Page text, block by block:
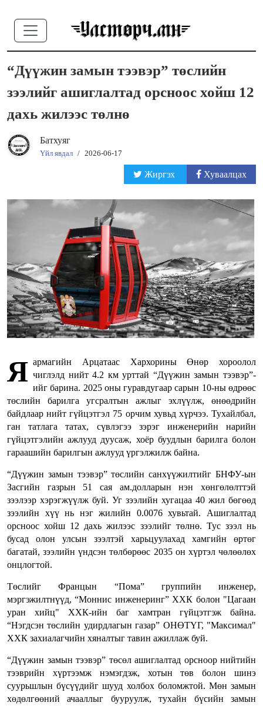
“Дүүжин замын тээвэр” төслийн
зээлийг ашиглалтад орсноос хойш 12
дахь жилээс төлнө
Батхуяг
Үйл явдал / 2026-06-17
Жиргэх Хуваалцах
Я армагийн Арцатаас Хархорины Өнөр хороолол
чиглэлд нийт 4.2 км урттай “Дүүжин замын тээвэр”-
ийг барина. 2025 оны гуравдугаар сарын 10-ны өдрөөс
төслийн барилга угсралтын ажлыг эхлүүлж, өнөөдрийн
байдлаар нийт гүйцэтгэл 75 орчим хувьд хүрчээ. Тухайлбал,
ган татлага татах, сүвлэгээ зэрэг инженерийн нарийн
гүйцэтгэлийн ажлууд дуусаж, хоёр буудлын барилга болон
гараашийн барилгын ажлууд үргэлжилж байна.
“Дүүжин замын тээвэр” төслийн санхүүжилтийг БНФУ-ын
Засгийн газрын 51 сая ам.долларын нэн хөнгөлөлттэй
зээлээр хэрэгжүүлж буй. Уг зээлийн хугацаа 40 жил бөгөөд
зээлийн хүү нь нэг жилийн 0.0076 хувьтай. Ашиглалтад
орсноос хойш 12 дахь жилээс зээлийг төлнө. Тус зээл нь
бусад олон улсын зээлтэй харьцуулахад хамгийн өртөг
багатай, зээлийн үндсэн төлбөрөөс 2035 он хүртэл чөлөөлөх
онцлогтой.
Төслийг Францын “Пома” группийн инженер,
мэргэжилтнүүд, “Моннис инженеринг” ХХК болон "Цагаан
уран хийц" ХХК-ийн баг хамтран гүйцэтгэж байна.
“Нэгдсэн төслийн удирдлагын газар” ОНӨТҮГ, "Максимал"
ХХК захиалагчийн хяналтыг тавин ажиллаж буй.
“Дүүжин замын тээвэр” төсөл ашиглалтад орсноор нийтийн
тээврийн хүртээмж нэмэгдэж, хотын төв болон шинэ
суурьшлын бүсүүдийг шууд холбох боломжтой. Мөн замын
хөдөлгөөний ачааллыг бууруулж, тухайн бүсийн замын